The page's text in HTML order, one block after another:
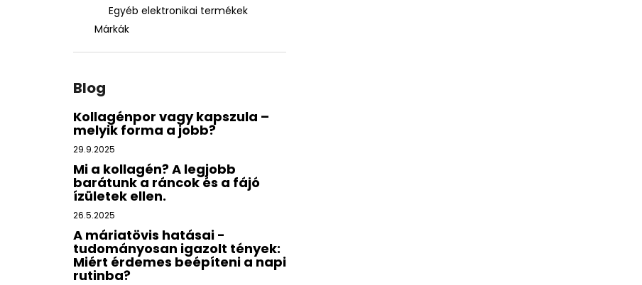
Egyéb elektronikai termékek
Márkák
Blog
Kollagénpor vagy kapszula –
melyik forma a jobb?
29.9.2025
Mi a kollagén? A legjobb
barátunk a ráncok és a fájó
ízületek ellen.
26.5.2025
A máriatövis hatásai -
tudományosan igazolt tények:
Miért érdemes beépíteni a napi
rutinba?